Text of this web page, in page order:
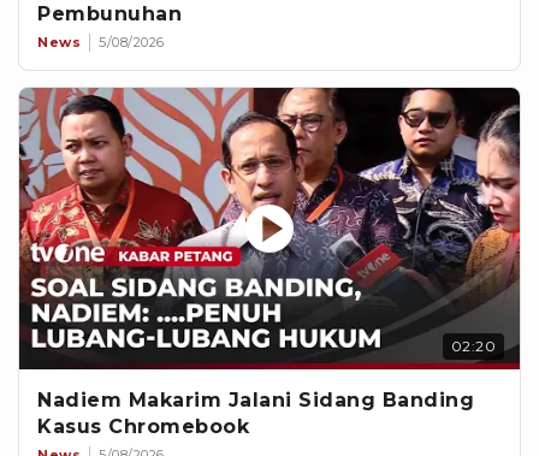
Pembunuhan
News 5/08/2026
02:20
Nadiem Makarim Jalani Sidang Banding
Kasus Chromebook